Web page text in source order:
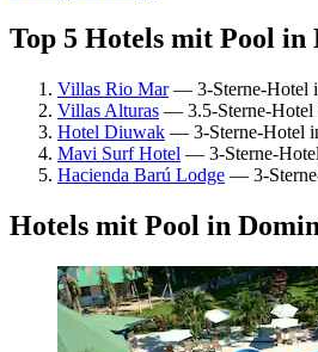
Top 5 Hotels mit Pool
Villas Rio Mar— 3-Sterne-Hotel
Villas Alturas — 3.5-Sterne-Hotel
Hotel Diuwak — 3-Sterne-Hotel
Mavi Surf Hotel — 3-Sterne-
Hacienda Barú Lodge — 3-
Hotels mit Pool in